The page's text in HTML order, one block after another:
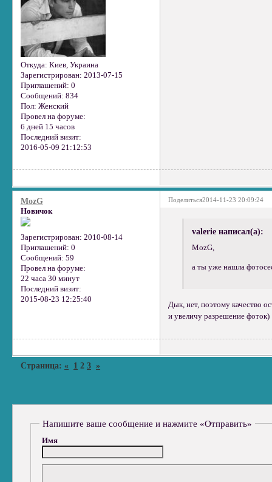
Откуда: Киев, Украина
Зарегистрирован: 2013-07-15
Приглашений: 0
Сообщений: 834
Пол: Женский
Провел на форуме:
6 дней 15 часов
Последний визит:
2016-05-09 21:12:53
Поделиться2014-11-23 20:09:24
MozG
Новичок
Зарегистрирован: 2010-08-14
Приглашений: 0
Сообщений: 59
Провел на форуме:
22 часа 30 минут
Последний визит:
2015-08-23 12:25:40
valerie написал(а):
MozG,
а ты уже нашла
Дык, нет, поэтому качество
и увеличу разрешение фоток)
Страница: « 1 2 3 »
Напишите ваше сообщение и нажмите «Отправить»
Имя